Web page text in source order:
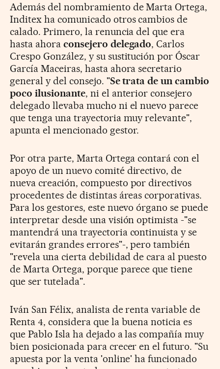
Además del nombramiento de Marta Ortega,
Inditex ha comunicado otros cambios de
calado. Primero, la renuncia del que era
hasta ahora consejero delegado, Carlos
Crespo González, y su sustitución por Óscar
García Maceiras, hasta ahora secretario
general y del consejo. "Se trata de un cambio
poco ilusionante, ni el anterior consejero
delegado llevaba mucho ni el nuevo parece
que tenga una trayectoria muy relevante",
apunta el mencionado gestor.
Por otra parte, Marta Ortega contará con el
apoyo de un nuevo comité directivo, de
nueva creación, compuesto por directivos
procedentes de distintas áreas corporativas.
Para los gestores, este nuevo órgano se puede
interpretar desde una visión optimista -"se
mantendrá una trayectoria continuista y se
evitarán grandes errores"-, pero también
"revela una cierta debilidad de cara al puesto
de Marta Ortega, porque parece que tiene
que ser tutelada".
Iván San Félix, analista de renta variable de
Renta 4, considera que la buena noticia es
que Pablo Isla ha dejado a las compañía muy
bien posicionada para crecer en el futuro. "Su
apuesta por la venta 'online' ha funcionado